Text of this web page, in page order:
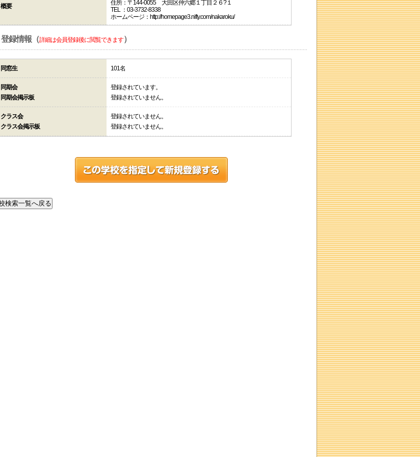
概要
住所：〒144-0055 大田区仲六郷１丁目２６?１
TEL ：03-3732-8338
ホームページ：http://homepage3.nifty.com/nakaroku/
登録情報（詳細は会員登録後に閲覧できます）
同窓生 101名
同期会
同期会掲示板
登録されています。
登録されていません。
クラス会
クラス会掲示板
登録されていません。
登録されていません。